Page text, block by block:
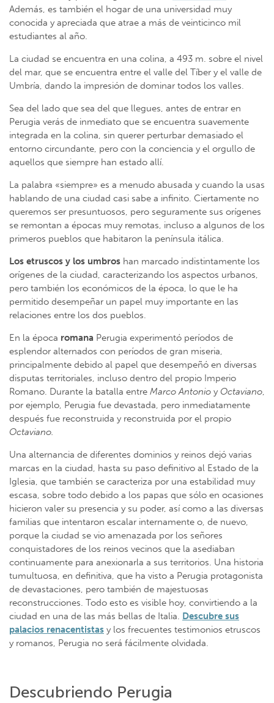
Además, es también el hogar de una universidad muy
conocida y apreciada que atrae a más de veinticinco mil
estudiantes al año.
La ciudad se encuentra en una colina, a 493 m. sobre el nivel
del mar, que se encuentra entre el valle del Tíber y el valle de
Umbría, dando la impresión de dominar todos los valles.
Sea del lado que sea del que llegues, antes de entrar en
Perugia verás de inmediato que se encuentra suavemente
integrada en la colina, sin querer perturbar demasiado el
entorno circundante, pero con la conciencia y el orgullo de
aquellos que siempre han estado allí.
La palabra «siempre» es a menudo abusada y cuando la usas
hablando de una ciudad casi sabe a infinito. Ciertamente no
queremos ser presuntuosos, pero seguramente sus orígenes
se remontan a épocas muy remotas, incluso a algunos de los
primeros pueblos que habitaron la península itálica.
Los etruscos y los umbros han marcado indistintamente los
orígenes de la ciudad, caracterizando los aspectos urbanos,
pero también los económicos de la época, lo que le ha
permitido desempeñar un papel muy importante en las
relaciones entre los dos pueblos.
En la época romana Perugia experimentó períodos de
esplendor alternados con períodos de gran miseria,
principalmente debido al papel que desempeñó en diversas
disputas territoriales, incluso dentro del propio Imperio
Romano. Durante la batalla entre Marco Antonio y Octaviano,
por ejemplo, Perugia fue devastada, pero inmediatamente
después fue reconstruida y reconstruida por el propio
Octaviano.
Una alternancia de diferentes dominios y reinos dejó varias
marcas en la ciudad, hasta su paso definitivo al Estado de la
Iglesia, que también se caracteriza por una estabilidad muy
escasa, sobre todo debido a los papas que sólo en ocasiones
hicieron valer su presencia y su poder, así como a las diversas
familias que intentaron escalar internamente o, de nuevo,
porque la ciudad se vio amenazada por los señores
conquistadores de los reinos vecinos que la asediaban
continuamente para anexionarla a sus territorios. Una historia
tumultuosa, en definitiva, que ha visto a Perugia protagonista
de devastaciones, pero también de majestuosas
reconstrucciones. Todo esto es visible hoy, convirtiendo a la
ciudad en una de las más bellas de Italia. Descubre sus
palacios renacentistas y los frecuentes testimonios etruscos
y romanos, Perugia no será fácilmente olvidada.
Descubriendo Perugia